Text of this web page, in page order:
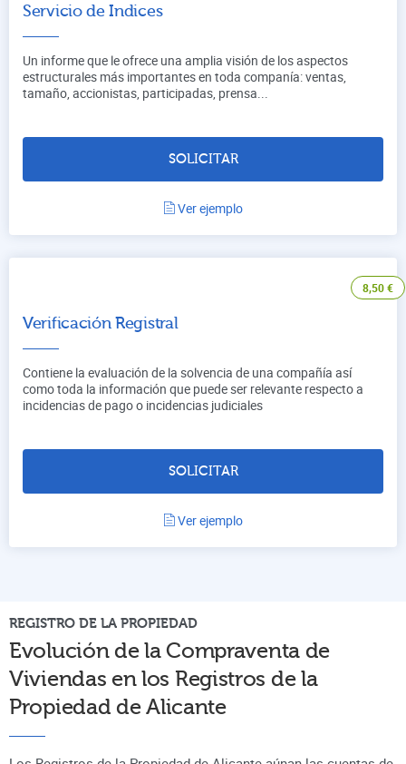
Servicio de Indices
Un informe que le ofrece una amplia visión de los aspectos
estructurales más importantes en toda companía: ventas,
tamaño, accionistas, participadas, prensa...
SOLICITAR
Ver ejemplo
8,50€
Verificación Registral
Contiene la evaluación de la solvencia de una compañía así
como toda la información que puede ser relevante respecto a
incidencias de pago o incidencias judiciales
SOLICITAR
Ver ejemplo
REGISTRO DE LA PROPIEDAD
Evolución de la Compraventa de
Viviendas en los Registros de la
Propiedad deAlicante